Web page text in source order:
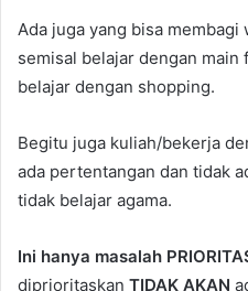
Ada juga yang bisa
semisal belajar dengan main
belajar dengan shopping.
Begitu juga kuliah/bekerja
ada pertentangan dan tidak
tidak belajar agama.
Ini hanya masalah
diprioritaskan TIDAK AKAN